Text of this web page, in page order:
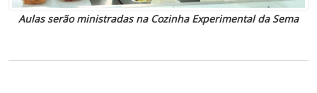
Aulas serão ministradas na Cozinha Experimental da Sema